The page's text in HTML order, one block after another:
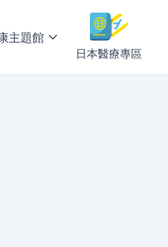
主題館
日本醫療專區